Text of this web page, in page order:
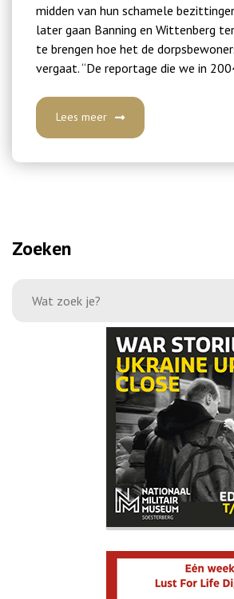
midden van hun schamele
later gaan Banning en Wittenberg
te brengen hoe het de
vergaat. “De reportage die we in
Lees meer
Zoeken